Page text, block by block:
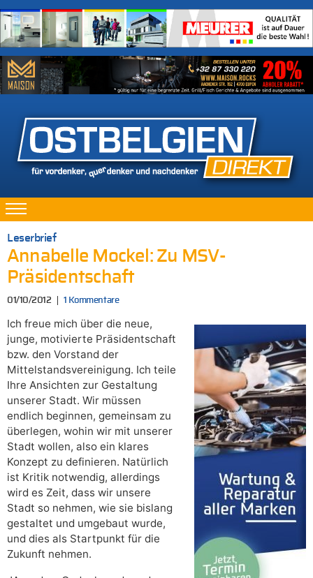
Leserbrief
Annabelle Mockel: Zu MSV-
Präsidentschaft
01/10/2012 1 Kommentare
Ich freue mich über die neue,
junge, motivierte Präsidentschaft
bzw. den Vorstand der
Mittelstandsvereinigung. Ich teile
Ihre Ansichten zur Gestaltung
unserer Stadt. Wir müssen
endlich beginnen, gemeinsam zu
überlegen, wohin wir mit unserer
Stadt wollen, also ein klares
Konzept zu definieren. Natürlich
ist Kritik notwendig, allerdings
wird es Zeit, dass wir unsere
Stadt so nehmen, wie sie bislang
gestaltet und umgebaut wurde,
und dies als Startpunkt für die
Zukunft nehmen.